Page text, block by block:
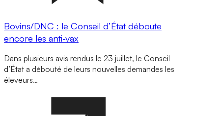
Bovins/DNC : le Conseil d’État déboute
encore les anti-vax
Dans plusieurs avis rendus le 23 juillet, le Conseil
d’État a débouté de leurs nouvelles demandes les
éleveurs…